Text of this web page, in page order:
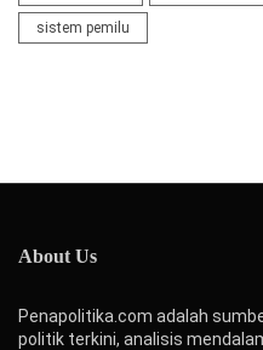
sistem pemilu
About Us
Penapolitika.com adalah
politik terkini, analisis